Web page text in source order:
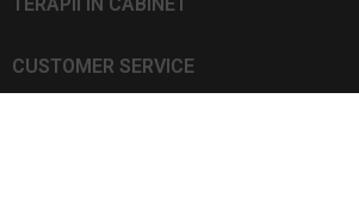
CUSTOMER SERVICE